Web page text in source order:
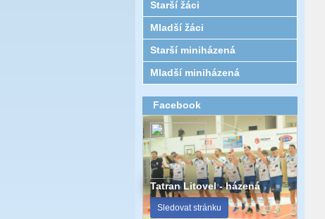
Starší žáci
Mladší žáci
Starší miniházená
Mladší miniházená
Facebook
Tatran Litovel - házená
Sledovat stránku